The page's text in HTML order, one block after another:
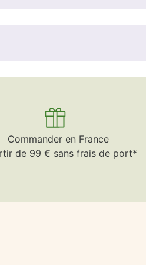
Commander en France
de 99 € sans frais de port*